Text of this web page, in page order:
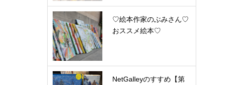
♡絵本作家のぶみさん♡
おススメ絵本♡
NetGalleyのすすめ【第